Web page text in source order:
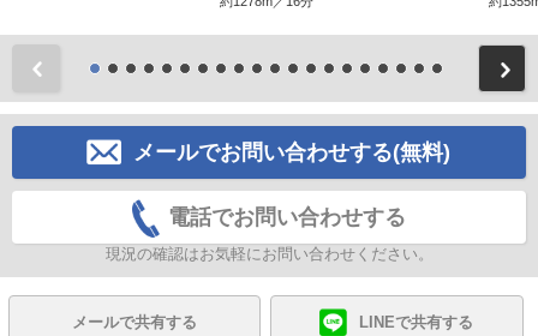
メールでお問い合わせする(無料)
電話でお問い合わせする
現況の確認はお気軽にお問い合わせください。
メールで共有する LINEで共有する